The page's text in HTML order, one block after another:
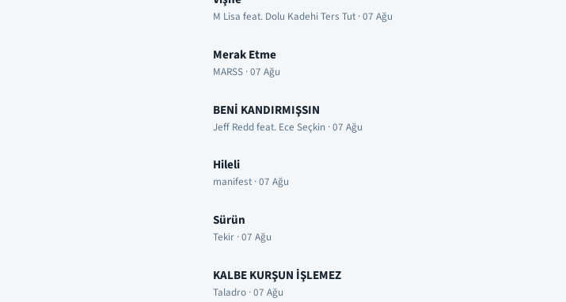
M Lisa feat. Dolu Kadehi Ters Tut · 07 Ağu
Merak Etme
MARSS · 07 Ağu
BENİ KANDIRMIŞSIN
Jeff Redd feat. Ece Seçkin · 07 Ağu
Hileli
manifest · 07 Ağu
Sürün
Tekir · 07 Ağu
KALBE KURŞUN İŞLEMEZ
Taladro · 07 Ağu